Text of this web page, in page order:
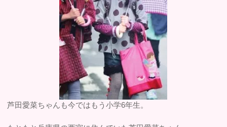
芦田愛菜ちゃんも今ではもう小学6年生。